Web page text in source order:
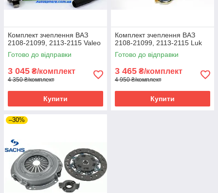
Комплект зчеплення ВАЗ
2108-21099, 2113-2115 Valeo
Готово до відправки
3 045 ₴/комплект
4 350 ₴/комплект
Купити
Комплект зчеплення ВАЗ
2108-21099, 2113-2115 Luk
Готово до відправки
3 465 ₴/комплект
4 950 ₴/комплект
Купити
–30%